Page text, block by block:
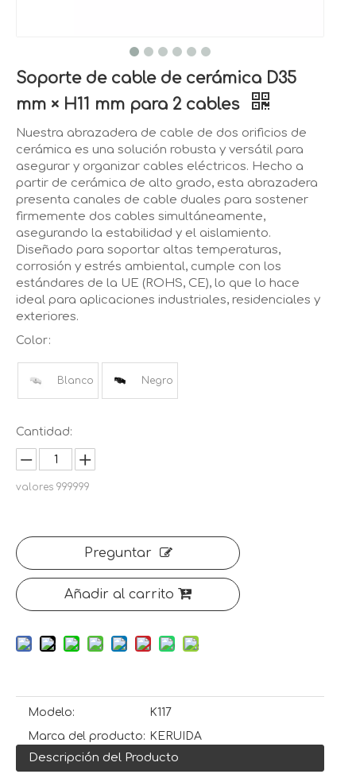
Soporte de cable de cerámica D35
mm × H11 mm para 2 cables
Nuestra abrazadera de cable de dos orificios de
cerámica es una solución robusta y versátil para
asegurar y organizar cables eléctricos. Hecho a
partir de cerámica de alto grado, esta abrazadera
presenta canales de cable duales para sostener
firmemente dos cables simultáneamente,
asegurando la estabilidad y el aislamiento.
Diseñado para soportar altas temperaturas,
corrosión y estrés ambiental, cumple con los
estándares de la UE (ROHS, CE), lo que lo hace
ideal para aplicaciones industriales, residenciales y
exteriores.
Color:
Blanco Negro
Cantidad:
valores 999999
Preguntar
Añadir al carrito
Modelo:
K117
Marca del producto: KERUIDA
Descripción del Producto